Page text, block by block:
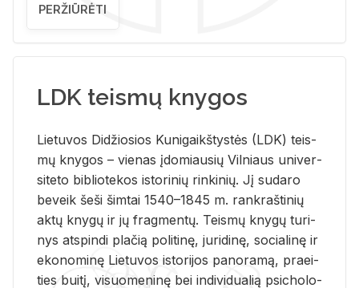
PERŽIŪRĖTI
LDK teismų knygos
Lie­tu­vos Di­džio­sios Ku­ni­gaikš­tys­tės (LDK) teis­
mų kny­gos – vie­nas įdo­miau­sių Vil­niaus uni­ver­
si­te­to bi­b­lio­te­kos is­to­ri­nių rin­ki­nių. Jį su­da­ro
be­veik šeši šim­tai 1540–1845 m. rank­raš­ti­nių
aktų kny­gų ir jų frag­men­tų. Teis­mų kny­gų tu­ri­
nys at­spin­di pla­čią po­li­ti­nę, ju­ri­di­nę, so­cia­li­nę ir
eko­no­mi­nę Lie­tu­vos is­to­ri­jos pa­no­ra­mą, pra­ei­
ties bui­tį, vi­suo­me­ni­nę bei in­di­vi­dua­lią psi­cho­lo­